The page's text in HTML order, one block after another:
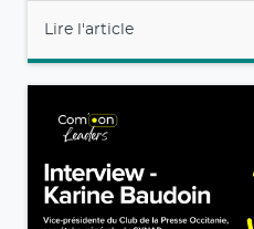
Lire l'article